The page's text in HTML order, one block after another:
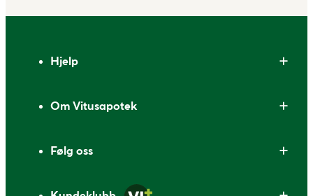
Hjelp
Om Vitusapotek
Følg oss